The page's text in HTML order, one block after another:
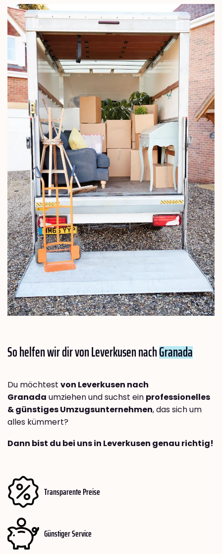
So helfen wir dir von Leverkusen nachGranada
Du möchtest von Leverkusen nach
Granada umziehen und suchst ein professionelles
& günstiges Umzugsunternehmen, das sich um
alles kümmert?
Dann bist du bei uns in Leverkusen genau richtig!
Transparente Preise
Günstiger Service